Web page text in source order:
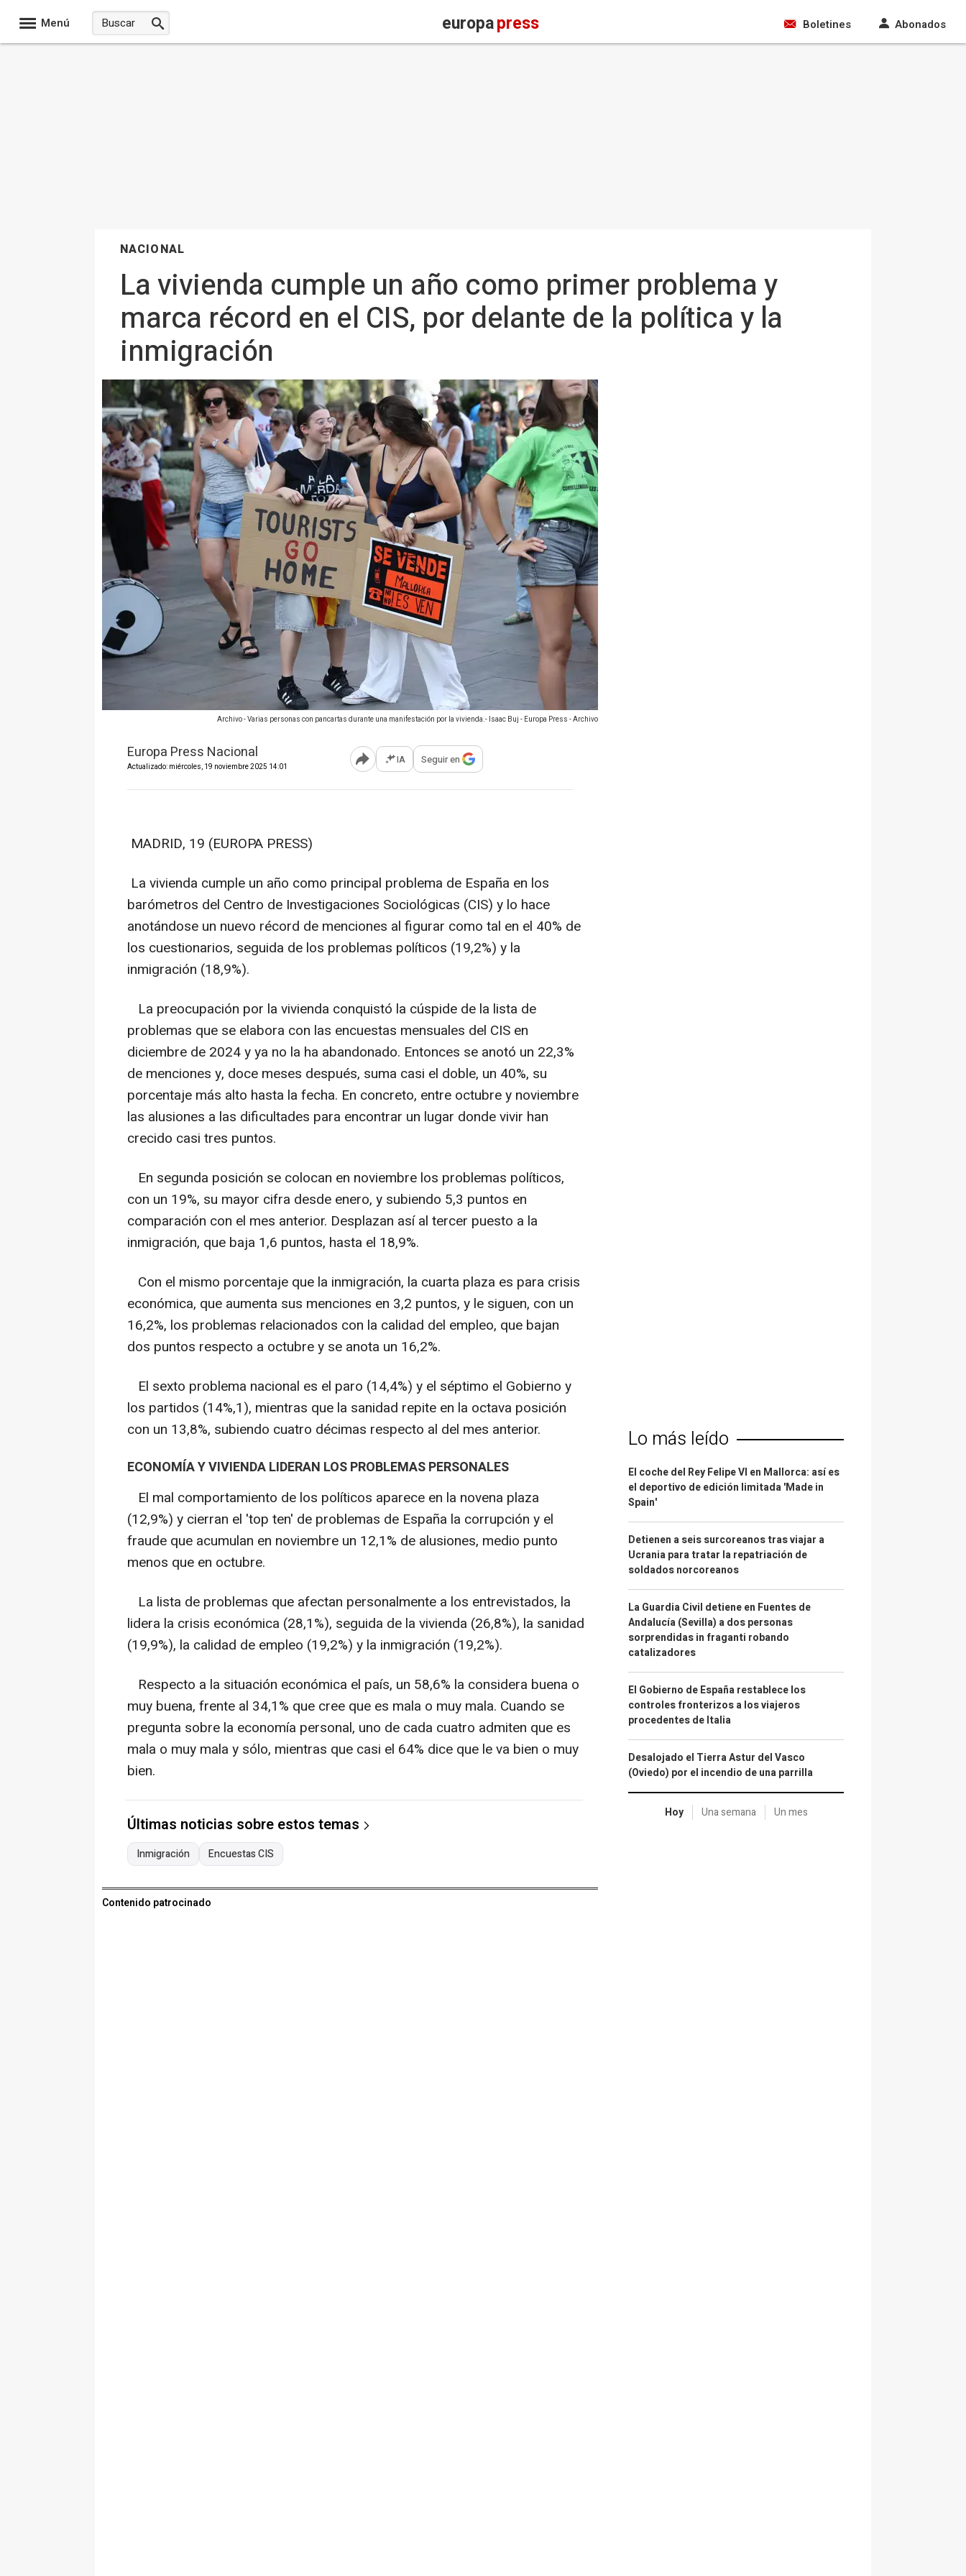
Menú europapress Boletines Abonados
NACIONAL
La vivienda cumple un año como primer problema y
marca récord en el CIS, por delante de la política y la
inmigración
Archivo - Varias personas con pancartas durante una manifestación por la vivienda.- Isaac Buj - Europa Press - Archivo
Europa Press Nacional
Actualizado: miércoles, 19 noviembre 2025 14:01 Abrir opciones para compartir
IA Seguir en
MADRID, 19 (EUROPA PRESS)
La vivienda cumple un año como principal problema de España en los
barómetros del Centro de Investigaciones Sociológicas (CIS) y lo hace
anotándose un nuevo récord de menciones al figurar como tal en el 40% de
los cuestionarios, seguida de los problemas políticos (19,2%) y la
inmigración (18,9%).
La preocupación por la vivienda conquistó la cúspide de la lista de
problemas que se elabora con las encuestas mensuales del CIS en
diciembre de 2024 y ya no la ha abandonado. Entonces se anotó un 22,3%
de menciones y, doce meses después, suma casi el doble, un 40%, su
porcentaje más alto hasta la fecha. En concreto, entre octubre y noviembre
las alusiones a las dificultades para encontrar un lugar donde vivir han
crecido casi tres puntos.
En segunda posición se colocan en noviembre los problemas políticos,
con un 19%, su mayor cifra desde enero, y subiendo 5,3 puntos en
comparación con el mes anterior. Desplazan así al tercer puesto a la
inmigración, que baja 1,6 puntos, hasta el 18,9%.
Con el mismo porcentaje que la inmigración, la cuarta plaza es para crisis
económica, que aumenta sus menciones en 3,2 puntos, y le siguen, con un
16,2%, los problemas relacionados con la calidad del empleo, que bajan
dos puntos respecto a octubre y se anota un 16,2%.
El sexto problema nacional es el paro (14,4%) y el séptimo el Gobierno y
los partidos (14%,1), mientras que la sanidad repite en la octava posición
con un 13,8%, subiendo cuatro décimas respecto al del mes anterior.
ECONOMÍA Y VIVIENDA LIDERAN LOS PROBLEMAS PERSONALES
El mal comportamiento de los políticos aparece en la novena plaza
(12,9%) y cierran el 'top ten' de problemas de España la corrupción y el
fraude que acumulan en noviembre un 12,1% de alusiones, medio punto
menos que en octubre.
La lista de problemas que afectan personalmente a los entrevistados, la
lidera la crisis económica (28,1%), seguida de la vivienda (26,8%), la sanidad
(19,9%), la calidad de empleo (19,2%) y la inmigración (19,2%).
Respecto a la situación económica el país, un 58,6% la considera buena o
muy buena, frente al 34,1% que cree que es mala o muy mala. Cuando se
pregunta sobre la economía personal, uno de cada cuatro admiten que es
mala o muy mala y sólo, mientras que casi el 64% dice que le va bien o muy
bien.
Últimas noticias sobre estos temas
Inmigración Encuestas CIS
Contenido patrocinado
Lo más leído
El coche del Rey Felipe VI en Mallorca: así es
el deportivo de edición limitada 'Made in
Spain'
Detienen a seis surcoreanos tras viajar a
Ucrania para tratar la repatriación de
soldados norcoreanos
La Guardia Civil detiene en Fuentes de
Andalucía (Sevilla) a dos personas
sorprendidas in fraganti robando
catalizadores
El Gobierno de España restablece los
controles fronterizos a los viajeros
procedentes de Italia
Desalojado el Tierra Astur del Vasco
(Oviedo) por el incendio de una parrilla
Hoy Una semana Un mes